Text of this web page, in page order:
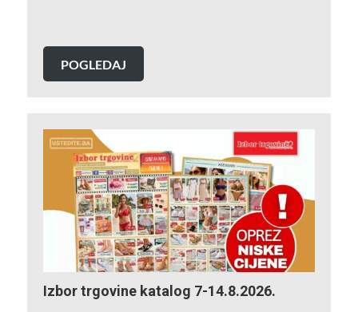
POGLEDAJ
Izbor trgovine katalog 7-14.8.2026.